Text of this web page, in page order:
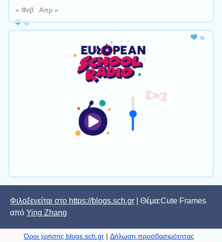
« Φεβ Απρ »
Φιλοξενείται στο https://blogs.sch.gr | Θέμα:Cute Frames
από Ying Zhang
Όροι χρήσης blogs.sch.gr |Δήλωση προσβασιμότητας